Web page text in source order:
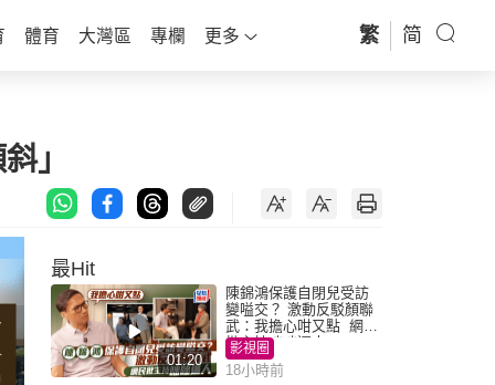
體育 大灣區 專欄 更多 繁 简
」
最Hit
01:20
陳錦鴻保護自閉兒受訪
變嗌交？ 激動反駁顏聯
武：我擔心咁又點 網民
批主持咄咄逼人
影視圈
18小時前